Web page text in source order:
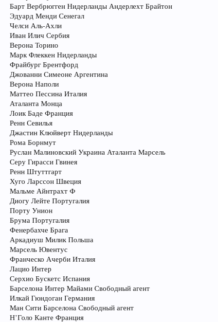
Барт Вербрюгген Нидерланды Андерлехт Брайтон
Эдуард Менди Сенегал
Челси Аль-Ахли
Иван Илич Сербия
Верона Торино
Марк Флеккен Нидерланды
Фрайбург Брентфорд
Джованни Симеоне Аргентина
Верона Наполи
Маттео Пессина Италия
Аталанта Монца
Лоик Баде Франция
Ренн Севилья
Джастин Клюйверт Нидерланды
Рома Борнмут
Руслан Малиновский Украина Аталанта Марсель
Серу Гирасси Гвинея
Ренн Штуттгарт
Хуго Ларссон Швеция
Мальме Айнтрахт Ф
Диогу Лейте Португалия
Порту Унион
Брума Португалия
Фенербахче Брага
Аркадиуш Милик Польша
Марсель Ювентус
Франческо Ачерби Италия
Лацио Интер
Серхио Бускетс Испания
Барселона Интер Майами Свободный агент
Илкай Гюндоган Германия
Ман Сити Барселона Свободный агент
Н’Голо Канте Франция